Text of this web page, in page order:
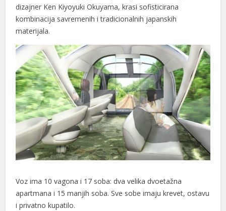
dizajner Ken Kiyoyuki Okuyama, krasi sofisticirana
kombinacija savremenih i tradicionalnih japanskih
materijala.
Voz ima 10 vagona i 17 soba: dva velika dvoetažna
apartmana i 15 manjih soba. Sve sobe imaju krevet, ostavu
i privatno kupatilo.